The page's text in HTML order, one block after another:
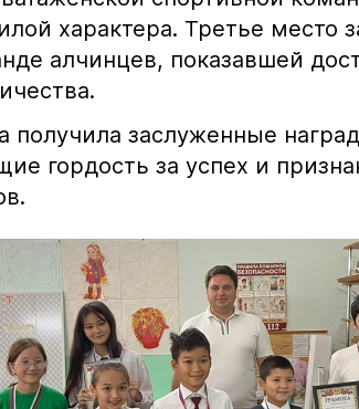
характера. Третье место
алчинцев, показавшей
получила заслуженные
гордость за успех и